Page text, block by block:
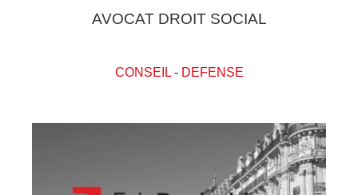
AVOCAT DROIT SOCIAL
CONSEIL- DEFENSE